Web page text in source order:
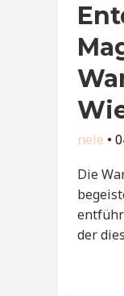
nele •
Die
der